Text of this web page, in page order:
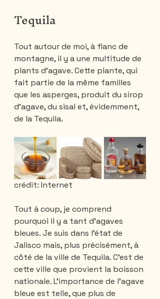
Tequila
Tout autour de moi, à flanc de
montagne, il y a une multitude de
plants d’agave. Cette plante, qui
fait partie de la même familles
que les asperges, produit du sirop
d’agave, du sisal et, évidemment,
de la Tequila.
crédit: Internet
Tout à coup, je comprend
pourquoi il y a tant d’agaves
bleues. Je suis dans l’état de
Jalisco mais, plus précisément, à
côté de la ville de Tequila. C’est de
cette ville que provient la boisson
nationale. L’importance de l’agave
bleue est telle, que plus de